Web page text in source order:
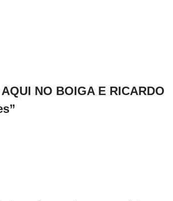
NO BOIGA E RICARDO